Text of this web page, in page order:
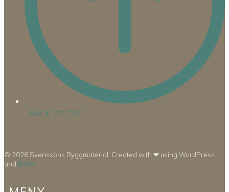
BACK TO TOP
© 2026 Svenssons Byggmaterial. Created with ❤ using WordPress
and Kubio